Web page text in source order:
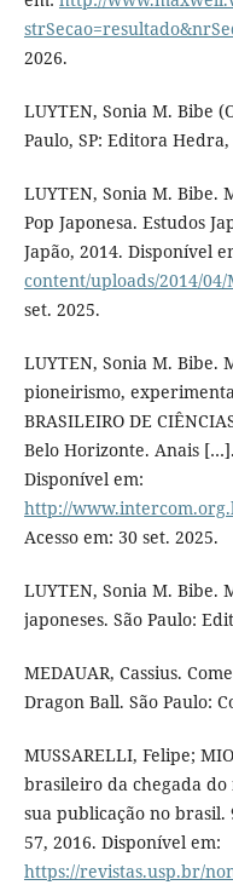
2026.
LUYTEN, Sonia M. Bibe
Paulo, SP: Editora Hedra,
LUYTEN, Sonia M. Bibe.
Pop Japonesa. Estudos
Japão, 2014. Disponível
content/uploads/2014/
set. 2025.
LUYTEN, Sonia M. Bibe.
pioneirismo,
BRASILEIRO DE
Belo Horizonte. Anais
Disponível em:
http://
Acesso em: 30 set. 2025.
LUYTEN, Sonia M. Bibe.
japoneses. São Paulo:
MEDAUAR, Cassius.
Dragon Ball. São Paulo:
MUSSARELLI, Felipe;
brasileiro da chegada
sua publicação no brasil.
57, 2016. Disponível em:
https://revistas.usp.br/